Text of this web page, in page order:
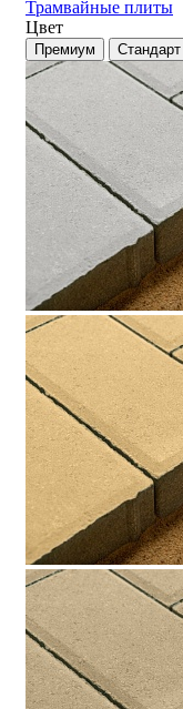
Трамвайные плиты
Цвет
Премиум Стандарт